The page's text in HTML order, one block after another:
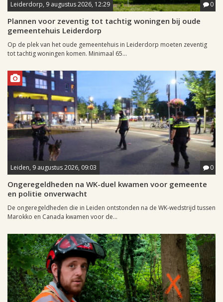
Leiderdorp, 9 augustus 2026, 12:29 0
Plannen voor zeventig tot tachtig woningen bij oude
gemeentehuis Leiderdorp
Op de plek van het oude gemeentehuis in Leiderdorp moeten zeventig
tot tachtig woningen komen. Minimaal 65...
Leiden, 9 augustus 2026, 09:03 0
Ongeregeldheden na WK-duel kwamen voor gemeente
en politie onverwacht
De ongeregeldheden die in Leiden ontstonden na de WK-wedstrijd tussen
Marokko en Canada kwamen voor de...